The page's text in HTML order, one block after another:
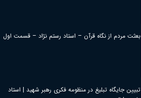
بعثت مردم از نگاه قرآن – استاد رستم نژاد – قسمت اول
تبیین جایگاه تبلیغ در منظومه فکری رهبر شهید | استاد